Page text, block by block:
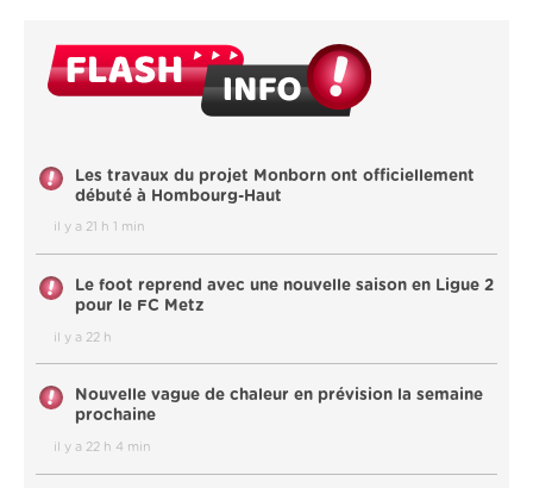
Les travaux du projet Monborn ont officiellement
débuté à Hombourg-Haut
il y a 21 h 1 min
Le foot reprend avec une nouvelle saison en Ligue 2
pour le FC Metz
il y a 22 h
Nouvelle vague de chaleur en prévision la semaine
prochaine
il y a 22 h 4 min